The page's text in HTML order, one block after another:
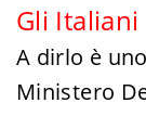
Gli
A dirlo è
Ministero